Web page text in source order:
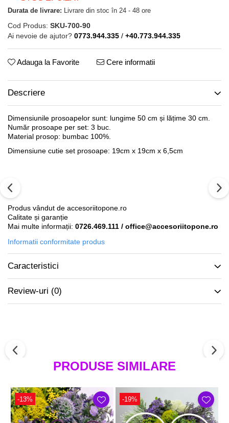
Durata de livrare: Livrare din stoc în 24 - 48 ore
Cod Produs: SKU-700-90
Ai nevoie de ajutor? 0773.944.335 / +40.773.944.335
Adauga la Favorite Cere informatii
Descriere
Dimensiunile prosoapelor sunt: lungime 50 cm și lățime 30 cm.
Număr prosoape per set: 3 buc.
Material prosop: bumbac 100%.
Dimensiune cutie set prosoape: 19cm x 19cm x 6,5cm
Produs vândut de accesoriitopone.ro
Calitate și garanție
Mai multe informații: 0726.469.111 / office@accesoriitopone.ro
Informatii conformitate produs
Caracteristici
Review-uri (0)
PRODUSE SIMILARE
-13% -19%